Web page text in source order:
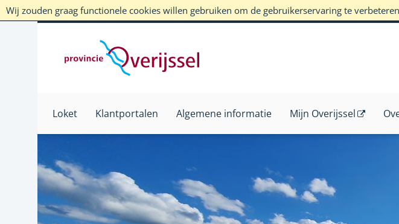
Wij zouden graag functionele cookies willen gebruiken om de gebruikerservaring te
Loket Klantportalen Algemene informatie Mijn Overijssel